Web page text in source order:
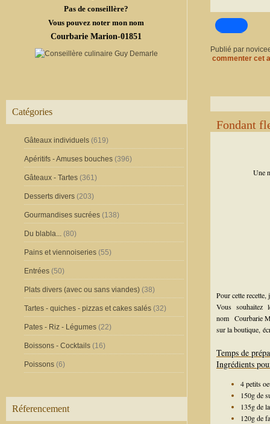
Pas de conseillère?
Vous pouvez noter mon nom
Courbarie Marion-01851
Catégories
Gâteaux individuels (619)
Apéritifs - Amuses bouches (396)
Gâteaux - Tartes (361)
Desserts divers (203)
Gourmandises sucrées (138)
Du blabla... (80)
Pains et viennoiseries (55)
Entrées (50)
Plats divers (avec ou sans viandes) (38)
Tartes - quiches - pizzas et cakes salés (32)
Pates - Riz - Légumes (22)
Boissons - Cocktails (16)
Poissons (6)
Réferencement
Publié par
commenter cet
Fondant
Une
Pour cette
Vous souhaitez
nom Courbarie
sur la boutique,
Temps de
Ingrédients
4 petits
150g de
135g de
120g de